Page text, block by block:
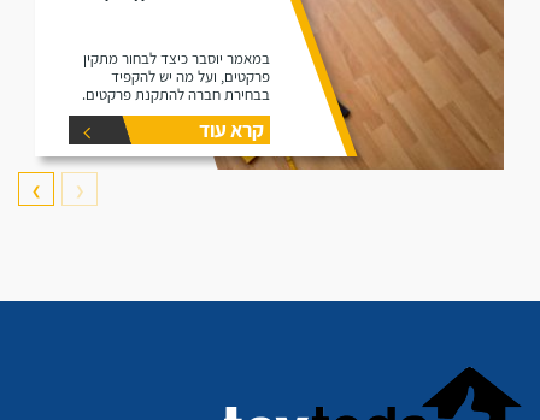
במאמר יוסבר כיצד לבחור מתקין
פרקטים, ועל מה יש להקפיד
בבחירת חברה להתקנת פרקטים.
קרא עוד
❮
❯